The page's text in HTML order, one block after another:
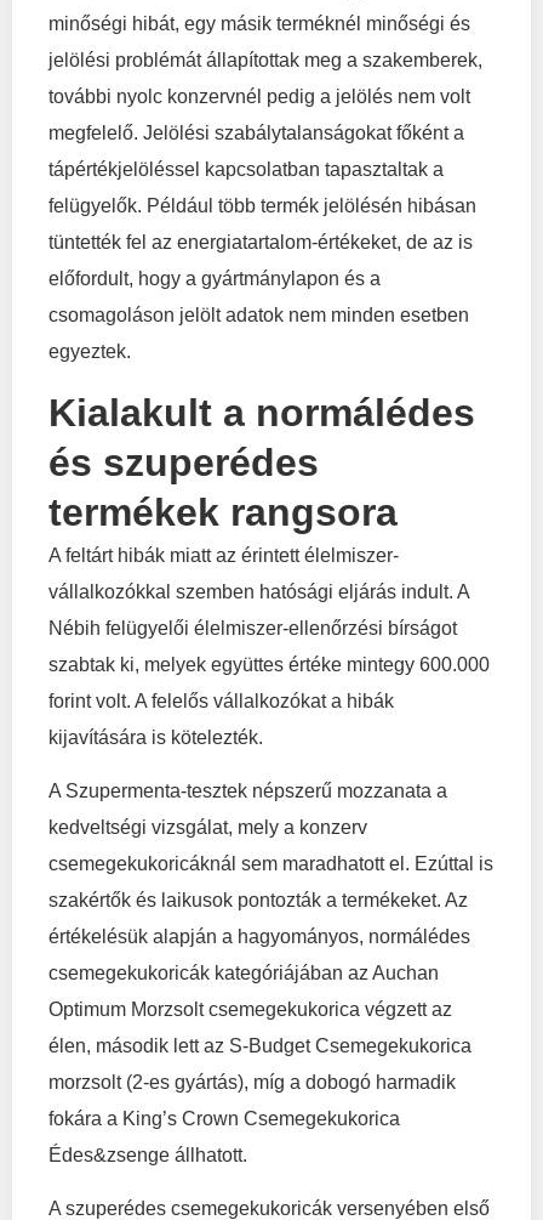
minőségi hibát, egy másik terméknél minőségi és
jelölési problémát állapítottak meg a szakemberek,
további nyolc konzervnél pedig a jelölés nem volt
megfelelő. Jelölési szabálytalanságokat főként a
tápértékjelöléssel kapcsolatban tapasztaltak a
felügyelők. Például több termék jelölésén hibásan
tüntették fel az energiatartalom-értékeket, de az is
előfordult, hogy a gyártmánylapon és a
csomagoláson jelölt adatok nem minden esetben
egyeztek.
Kialakult a normálédes
és szuperédes
termékek rangsora
A feltárt hibák miatt az érintett élelmiszer-
vállalkozókkal szemben hatósági eljárás indult. A
Nébih felügyelői élelmiszer-ellenőrzési bírságot
szabtak ki, melyek együttes értéke mintegy 600.000
forint volt. A felelős vállalkozókat a hibák
kijavítására is kötelezték.
A Szupermenta-tesztek népszerű mozzanata a
kedveltségi vizsgálat, mely a konzerv
csemegekukoricáknál sem maradhatott el. Ezúttal is
szakértők és laikusok pontozták a termékeket. Az
értékelésük alapján a hagyományos, normálédes
csemegekukoricák kategóriájában az Auchan
Optimum Morzsolt csemegekukorica végzett az
élen, második lett az S-Budget Csemegekukorica
morzsolt (2-es gyártás), míg a dobogó harmadik
fokára a King’s Crown Csemegekukorica
Édes&zsenge állhatott.
A szuperédes csemegekukoricák versenyében első